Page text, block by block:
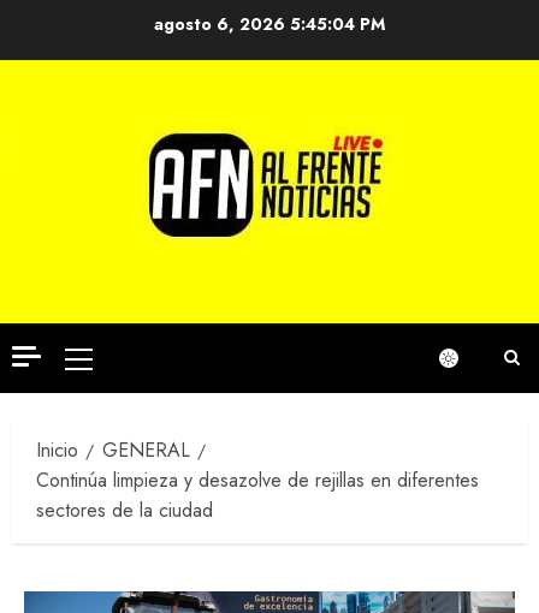
agosto 6, 2026 5:45:04 PM
Menú
principal
Inicio
GENERAL
Continúa limpieza y desazolve de rejillas en diferentes
sectores de la ciudad